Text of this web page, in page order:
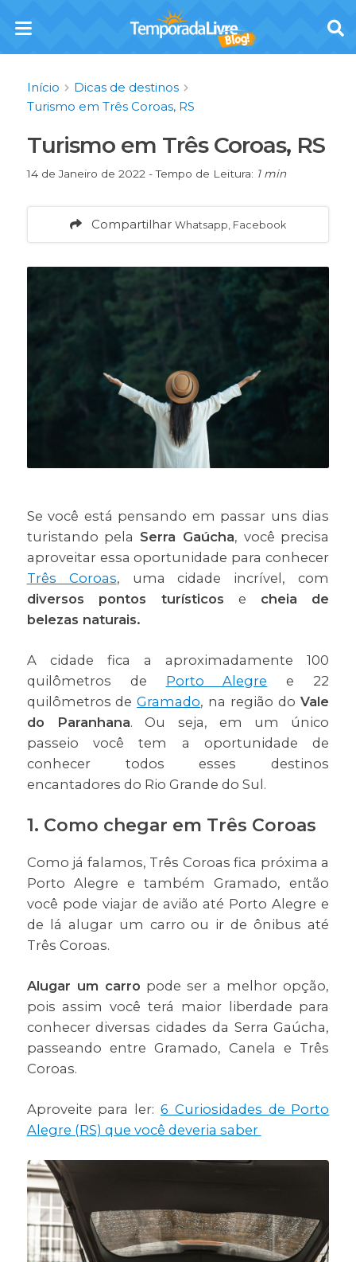
Início
Dicas de destinos
Turismo em Três Coroas, RS
Turismo em Três Coroas, RS
14 de Janeiro de 2022 - Tempo de Leitura: 1 min
Compartilhar Whatsapp, Facebook
Se você está pensando em passar uns dias
turistando pela Serra Gaúcha, você precisa
aproveitar essa oportunidade para conhecer
Três Coroas, uma cidade incrível, com
diversos pontos turísticos e cheia de
belezas naturais.
A cidade fica a aproximadamente 100
quilômetros de Porto Alegre e 22
quilômetros deGramado, na região do Vale
do Paranhana. Ou seja, em um único
passeio você tem a oportunidade de
conhecer todos esses destinos
encantadores do Rio Grande do Sul.
1. Como chegar em Três Coroas
Como já falamos, Três Coroas fica próxima a
Porto Alegre e também Gramado, então
você pode viajar de avião até Porto Alegre e
de lá alugar um carro ou ir de ônibus até
Três Coroas.
Alugar um carro pode ser a melhor opção,
pois assim você terá maior liberdade para
conhecer diversas cidades da Serra Gaúcha,
passeando entre Gramado, Canela e Três
Coroas.
Aproveite para ler: 6 Curiosidades de Porto
Alegre (RS) que você deveria saber